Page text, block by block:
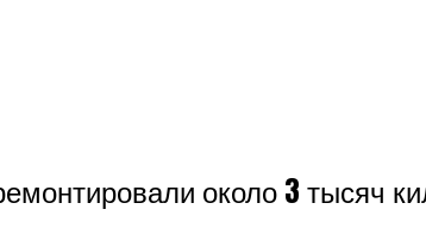
около 3 тысяч